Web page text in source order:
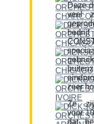
Deze
veel
zeer
Ze
voor
dat